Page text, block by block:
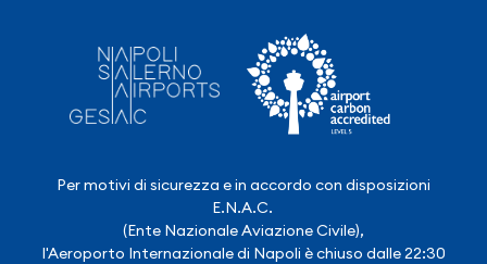
Per motivi di sicurezza e in accordo con disposizioni
E.N.A.C.
(Ente Nazionale Aviazione Civile),
l'Aeroporto Internazionale di Napoli è chiuso dalle 22:30